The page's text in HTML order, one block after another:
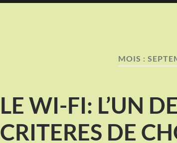
MOIS :
LE WI-FI: L’UN
CRITERES DE